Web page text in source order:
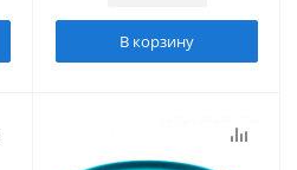
В корзину